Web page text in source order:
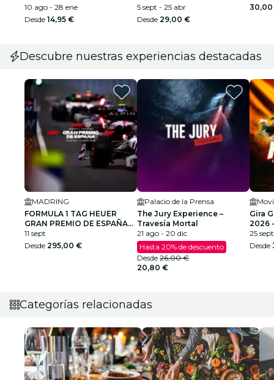
10 ago - 28 ene
Desde 14,95 €
5 sept - 25 abr
Desde 29,00 €
Descubre nuestras experiencias destacadas
MADRING
FORMULA 1 TAG HEUER
GRAN PREMIO DE ESPAÑA
2026
11 sept
Desde 295,00 €
Palacio de la Prensa
The Jury Experience –
Travesía Mortal
21 ago - 20 dic
Hasta 20% de descuento
Desde 26,00 €
20,80 €
Gira
2026
25 sept
Desde
Categorías relacionadas